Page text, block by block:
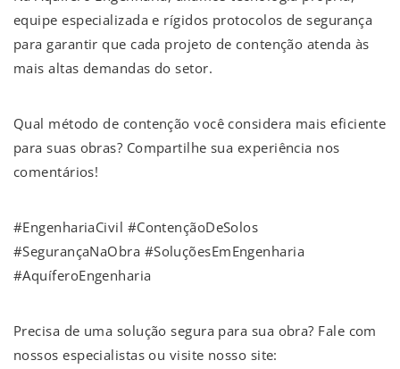
equipe especializada e rígidos protocolos de segurança
para garantir que cada projeto de contenção atenda às
mais altas demandas do setor.
Qual método de contenção você considera mais eficiente
para suas obras? Compartilhe sua experiência nos
comentários!
#EngenhariaCivil #ContençãoDeSolos
#SegurançaNaObra #SoluçõesEmEngenharia
#AquíferoEngenharia
Precisa de uma solução segura para sua obra? Fale com
nossos especialistas ou visite nosso site: